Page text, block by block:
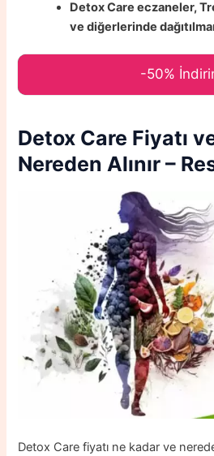
Detox Care eczaneler,
ve diğerlerinde
-50%
Detox Care Fiyatı
Nereden Alınır –
Detox Care fiyatı ne kadar ve